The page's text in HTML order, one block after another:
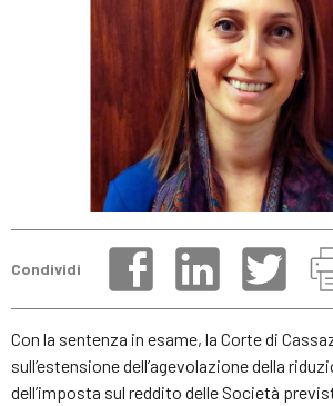
Condividi
Con la sentenza in esame, la Corte di
sull’estensione dell’agevolazione della
dell’imposta sul reddito delle Società